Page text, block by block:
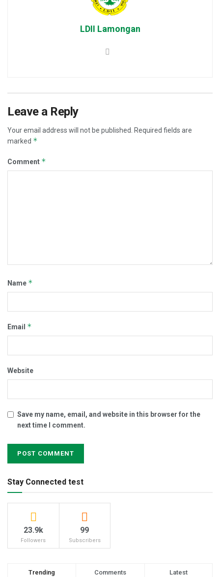
LDII Lamongan
Leave a Reply
Your email address will not be published. Required fields are
marked *
Comment *
Name *
Email *
Website
Save my name, email, and website in this browser for the
next time I comment.
Stay Connected test
23.9k
Followers
99
Subscribers
Trending Comments Latest